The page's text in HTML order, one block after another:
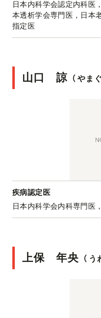
日本内科学会認定内科医
本透析学会専門医，日本
指定医
山口 諒 （ やま
疾病認定医
日本内科学会内科専門医
上保 年央 （ う